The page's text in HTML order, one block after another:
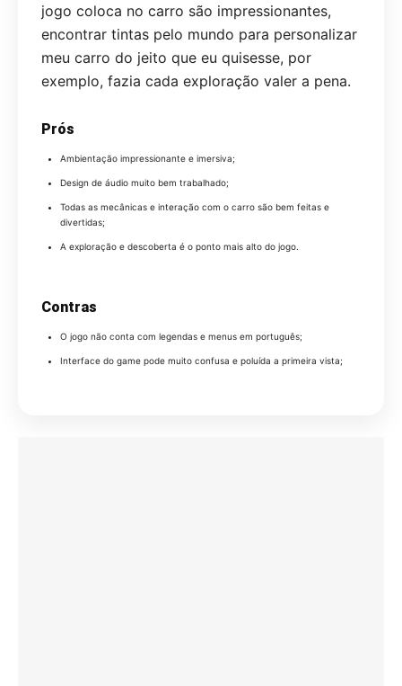
jogo coloca no carro são impressionantes,
encontrar tintas pelo mundo para personalizar
meu carro do jeito que eu quisesse, por
exemplo, fazia cada exploração valer a pena.
Prós
Ambientação impressionante e imersiva;
Design de áudio muito bem trabalhado;
Todas as mecânicas e interação com o carro são bem feitas e
divertidas;
A exploração e descoberta é o ponto mais alto do jogo.
Contras
O jogo não conta com legendas e menus em português;
Interface do game pode muito confusa e poluída a primeira vista;